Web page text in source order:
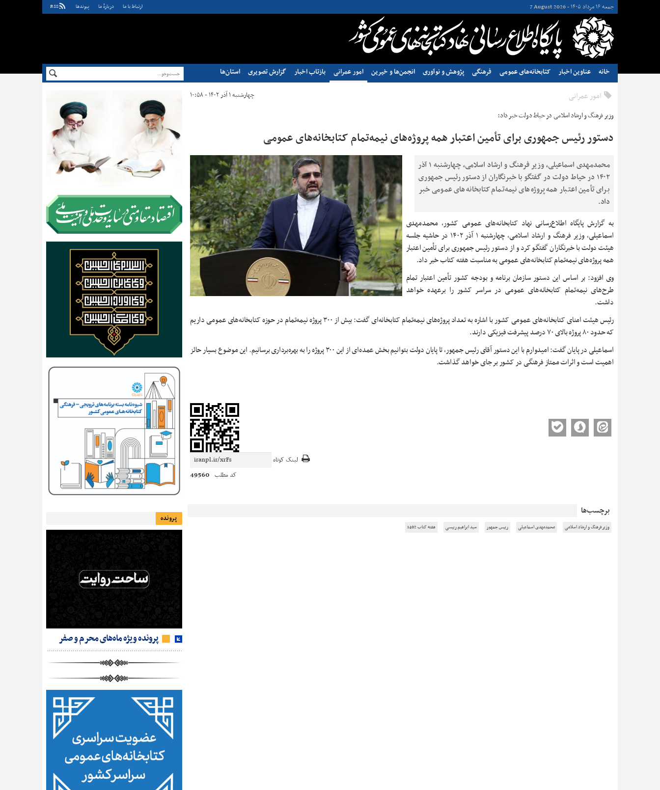
جمعه ۱۶ مرداد ۱۴۰۵ - 7 August 2026 ارتباط با ما دربارهٔ ما پيوندها RSS
خانه عناوین اخبار کتابخانه‌های عمومی فرهنگی پژوهش و نوآوری انجمن‌ها و خیرین امور عمرانی بازتاب اخبار گزارش تصویری استان‌ها
امور عمرانی چهارشنبه ۱ آذر ۱۴۰۲ - ۱۰:۵۸
وزیر فرهنگ و ارشاد اسلامی در حیاط دولت خبر داد؛
دستور رئیس جمهوری برای تأمین اعتبار همه پروژه‌های نیمه‌تمام کتابخانه‌های عمومی
محمدمهدی اسماعیلی، وزیر فرهنگ و ارشاد اسلامی، چهارشنبه ۱ آذر
۱۴۰۲ در حیاط دولت در گفتگو با خبرنگاران از دستور رئیس جمهوری
برای تأمین اعتبار همه پروژه‌های نیمه‌تمام کتابخانه‌های عمومی خبر
داد.
به گزارش پایگاه اطلاع‌رسانی نهاد کتابخانه‌های عمومی کشور، محمدمهدی
اسماعیلی، وزیر فرهنگ و ارشاد اسلامی، چهارشنبه ۱ آذر ۱۴۰۲ در حاشیه جلسه
هیئت دولت با خبرنگاران گفتگو کرد و از دستور رئیس جمهوری برای تأمین اعتبار
همه پروژه‌های نیمه‌تمام کتابخانه‌های عمومی به مناسبت هفته کتاب خبر داد.
وی افزود: بر اساس این دستور سازمان برنامه و بودجه کشور تأمین اعتبار تمام
طرح‌های نیمه‌تمام کتابخانه‌های عمومی در سراسر کشور را برعهده خواهد
داشت.
رئیس هیئت امنای کتابخانه‌های عمومی کشور با اشاره به تعداد پروژه‌های نیمه‌تمام کتابخانه‌ای گفت: بیش از ۳۰۰ پروژه نیمه‌تمام در حوزه کتابخانه‌های عمومی داریم
که حدود ۸۰ پروژه بالای ۷۰ درصد پیشرفت فیزیکی دارند.
اسماعیلی در پایان گفت: امیدوارم با این دستور آقای رئیس جمهور، تا پایان دولت بتوانیم بخش عمده‌ای از این ۳۰۰ پروژه را به بهره‌برداری برسانیم. این موضوع بسیار حائز
اهمیت است و اثرات ممتاز فرهنگی در کشور بر جای خواهد گذاشت.
لینک کوتاه
کد مطلب 49560
برچسب‌ها
وزير فرهنگ و ارشاد اسلامی محمدمهدی اسماعیلی رییس جمهور سید ابراهیم رییسی هفته کتاب 1402
پرونده
پرونده ویژه ماه‌های محرم و صفر